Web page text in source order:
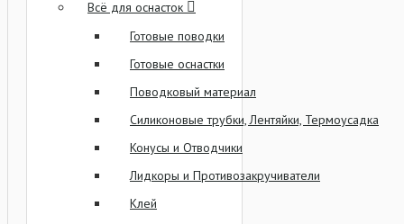
Всё для оснасток
Готовые поводки
Готовые оснастки
Поводковый материал
Силиконовые трубки, Лентяйки, Термоусадка
Конусы и Отводчики
Лидкоры и Противозакручиватели
Клей